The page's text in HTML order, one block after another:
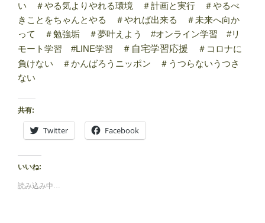
い ＃やる気よりやれる環境 ＃計画と実行 ＃やるべ
きことをちゃんとやる ＃やれば出来る ＃未来へ向か
って ＃勉強垢 ＃夢叶えよう #オンライン学習 #リ
モート学習 #LINE学習
＃自宅学習応援
＃コロナに
負けない ＃かんばろうニッポン ＃うつらないうつさ
ない
共有:
Twitter Facebook
いいね:
読み込み中…